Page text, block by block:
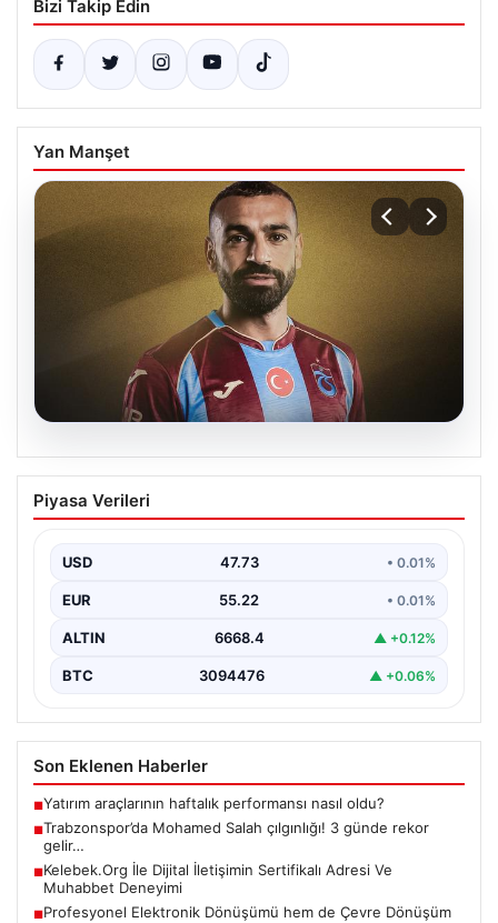
Bizi Takip Edin
Yan Manşet
08.08.2026
Trabzonspor’da Mohamed Salah
çılgınlığı! 3 günde rekor gelir…
Piyasa Verileri
USD 47.73 • 0.01%
EUR 55.22 • 0.01%
ALTIN 6668.4 ▲ +0.12%
BTC 3094476 ▲ +0.06%
Son Eklenen Haberler
■Yatırım araçlarının haftalık performansı nasıl oldu?
■Trabzonspor’da Mohamed Salah çılgınlığı! 3 günde rekor
gelir…
■Kelebek.Org İle Dijital İletişimin Sertifikalı Adresi Ve
Muhabbet Deneyimi
■Profesyonel Elektronik Dönüşümü hem de Çevre Dönüşüm